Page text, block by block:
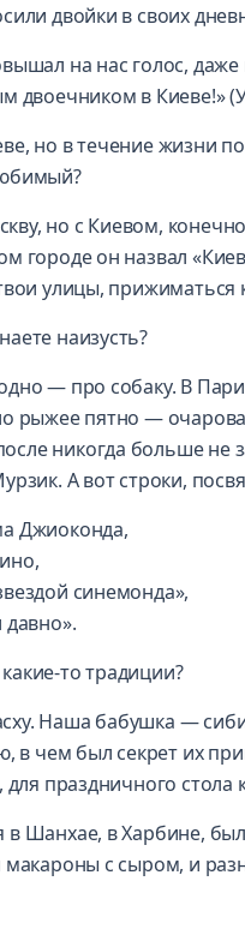
двойки в своих
на нас голос,
двоечником в Киеве!»
но в течение жизни
но с Киевом,
городе он назвал
улицы,
наизусть?
— про собаку. В
рыжее пятно —
никогда больше не
А вот строки,
Джиоконда,
синемонда»,
давно».
то традиции?
Наша бабушка —
в чем был секрет их
для праздничного
в Шанхае, в Харбине,
с сыром, и